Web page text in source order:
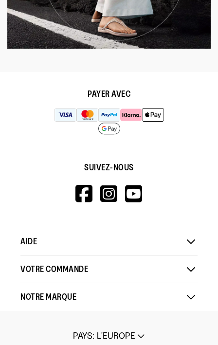
PAYER AVEC
SUIVEZ-NOUS
HTTPS://
HTTPS://
AIDE
VOTRE COMMANDE
NOTRE MARQUE
PAYS: L'EUROPE